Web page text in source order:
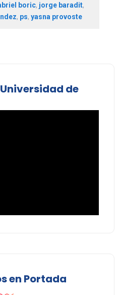
boric, jorge baradit,
, ps, yasna provoste
de
en Portada